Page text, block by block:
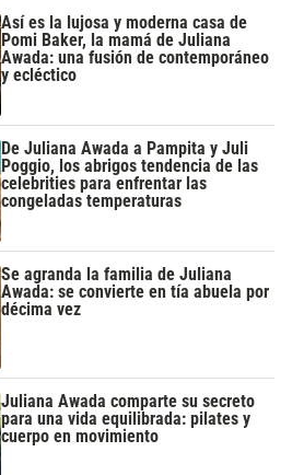
Así es la lujosa y moderna casa de
Pomi Baker, la mamá de Juliana
Awada: una fusión de contemporáneo
y ecléctico
De Juliana Awada a Pampita y Juli
Poggio, los abrigos tendencia de las
celebrities para enfrentar las
congeladas temperaturas
Se agranda la familia de Juliana
Awada: se convierte en tía abuela por
décima vez
Juliana Awada comparte su secreto
para una vida equilibrada: pilates y
cuerpo en movimiento